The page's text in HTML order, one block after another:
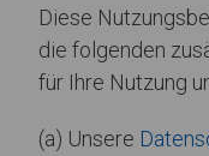
Diese
die folgenden
für Ihre Nutzung
(a) Unsere